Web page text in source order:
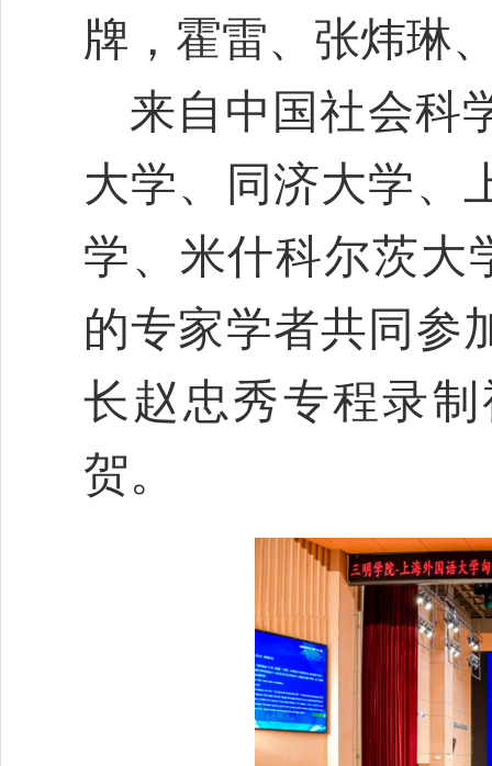
牌，霍雷、张炜琳
来自中国社会科
大学、同济大学、
学、米什科尔茨大
的专家学者共同参
长赵忠秀专程录
贺。